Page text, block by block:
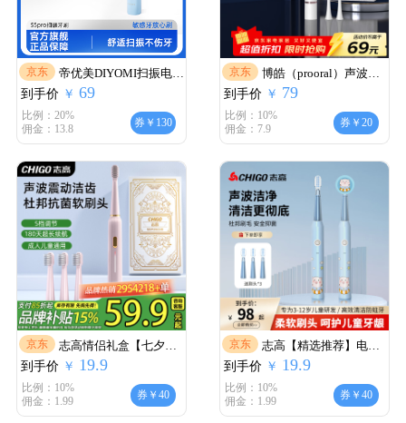
京东
帝优美DIYOMI扫振电动
牙刷大屏智能深度清洁
护龈软毛家用旅行牙刷
成人情侣生日过节实用
云雾蓝3.0
到手价 ￥ 69
比例：20%
佣金：13.8
券￥130
京东
博皓（prooral）声波电
动牙刷护龈压感提醒 自
动牙刷成人充电式 情侣
款 生日礼物T33 白色
到手价 ￥ 79
比例：10%
佣金：7.9
券￥20
京东
志高情侣礼盒【七夕情
人节礼物】电动牙刷成
人声波震动细软毛柔和
亮白学生情侣礼盒装送
到手价 ￥ 19.9
比例：10%
佣金：1.99
券￥40
京东
志高【精选推荐】电动
牙刷成人儿童通用充电
孩子全自动充电声波式
刷牙初高中小学生送礼
到手价 ￥ 19.9
比例：10%
佣金：1.99
券￥40